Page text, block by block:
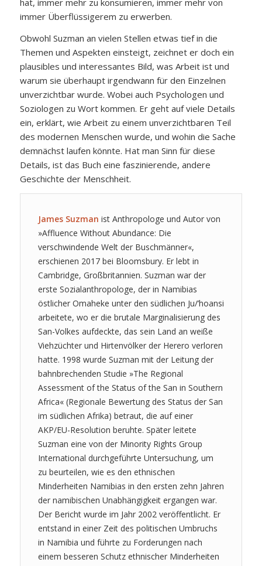
hat, immer mehr zu konsumieren, immer mehr von
immer Überflüssigerem zu erwerben.
Obwohl Suzman an vielen Stellen etwas tief in die
Themen und Aspekten einsteigt, zeichnet er doch ein
plausibles und interessantes Bild, was Arbeit ist und
warum sie überhaupt irgendwann für den Einzelnen
unverzichtbar wurde. Wobei auch Psychologen und
Soziologen zu Wort kommen. Er geht auf viele Details
ein, erklärt, wie Arbeit zu einem unverzichtbaren Teil
des modernen Menschen wurde, und wohin die Sache
demnächst laufen könnte. Hat man Sinn für diese
Details, ist das Buch eine faszinierende, andere
Geschichte der Menschheit.
James Suzman ist Anthropologe und Autor von
»Affluence Without Abundance: Die
verschwindende Welt der Buschmänner«,
erschienen 2017 bei Bloomsbury. Er lebt in
Cambridge, Großbritannien. Suzman war der
erste Sozialanthropologe, der in Namibias
östlicher Omaheke unter den südlichen Ju/’hoansi
arbeitete, wo er die brutale Marginalisierung des
San-Volkes aufdeckte, das sein Land an weiße
Viehzüchter und Hirtenvölker der Herero verloren
hatte. 1998 wurde Suzman mit der Leitung der
bahnbrechenden Studie »The Regional
Assessment of the Status of the San in Southern
Africa« (Regionale Bewertung des Status der San
im südlichen Afrika) betraut, die auf einer
AKP/EU-Resolution beruhte. Später leitete
Suzman eine von der Minority Rights Group
International durchgeführte Untersuchung, um
zu beurteilen, wie es den ethnischen
Minderheiten Namibias in den ersten zehn Jahren
der namibischen Unabhängigkeit ergangen war.
Der Bericht wurde im Jahr 2002 veröffentlicht. Er
entstand in einer Zeit des politischen Umbruchs
in Namibia und führte zu Forderungen nach
einem besseren Schutz ethnischer Minderheiten